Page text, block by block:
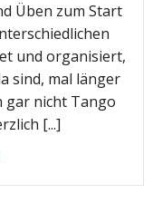
Üben zum Start
und organisiert,
sind, mal länger
gar nicht Tango
[...]